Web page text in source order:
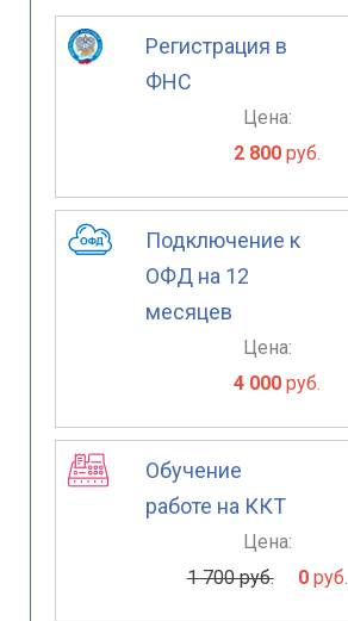
Регистрация в
ФНС
Цена:
2 800руб.
Подключение к
ОФД на 12
месяцев
Цена:
4 000руб.
Обучение
работе на ККТ
Цена:
1 700 руб.
0руб.